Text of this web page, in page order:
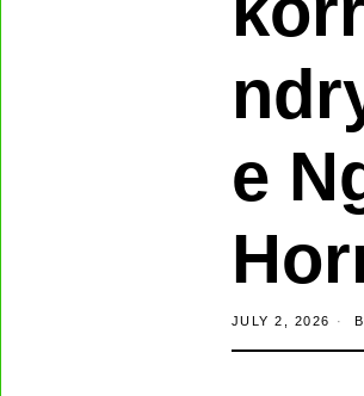
e
JULY 2, 2026